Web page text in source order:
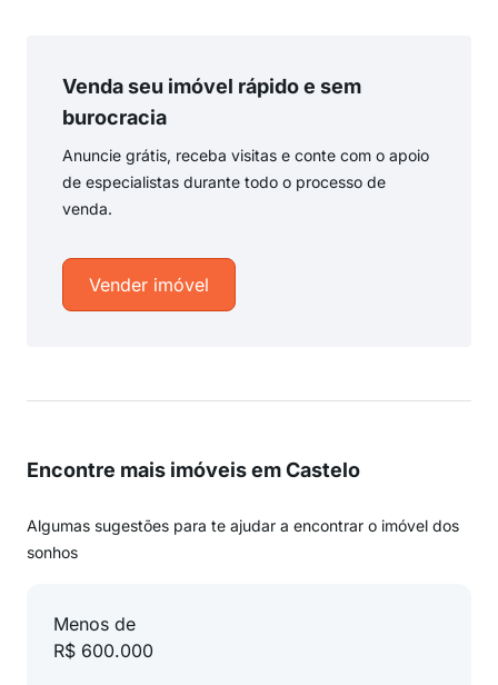
Venda seu imóvel rápido e sem
burocracia
Anuncie grátis, receba visitas e conte com o apoio
de especialistas durante todo o processo de
venda.
Vender imóvel
Encontre mais imóveis em Castelo
Algumas sugestões para te ajudar a encontrar o imóvel dos
sonhos
Menos de
R$ 600.000